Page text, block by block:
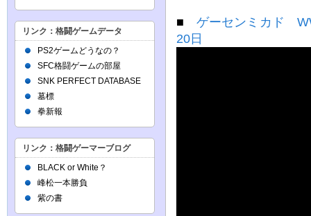
■ゲーセンミカド
20日
リンク：格闘ゲームデータ
PS2ゲームどうなの？
SFC格闘ゲームの部屋
SNK PERFECT DATABASE
墓標
拳新報
リンク：格闘ゲーマーブログ
BLACK or White？
峰松一本勝負
紫の書